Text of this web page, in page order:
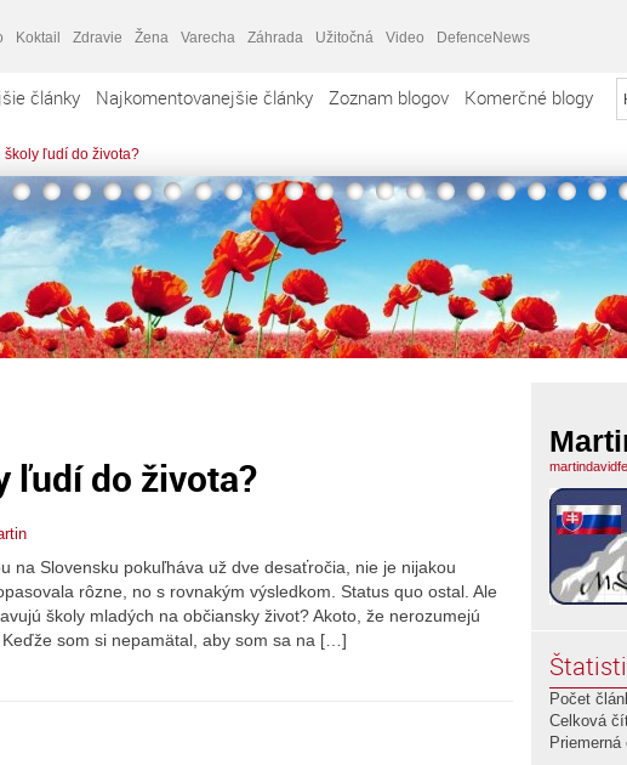
Koktail Zdravie Žena Varecha Záhrada Užitočná Video DefenceNews
články Najkomentovanejšie články Zoznam blogov Komerčné blogy
školy ľudí do života?
ľudí do života?
na Slovensku pokuľháva už dve desaťročia, nie je nijakou
rôzne, no s rovnakým výsledkom. Status quo ostal. Ale
školy mladých na občiansky život? Akoto, že nerozumejú
som si nepamätal, aby som sa na […]
Počet
Celková